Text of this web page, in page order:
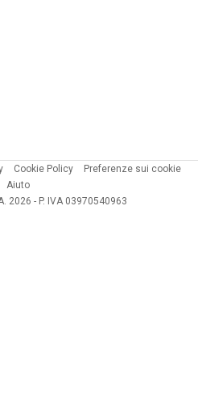
Cookie Policy
Preferenze sui cookie
Aiuto
2026 - P. IVA 03970540963